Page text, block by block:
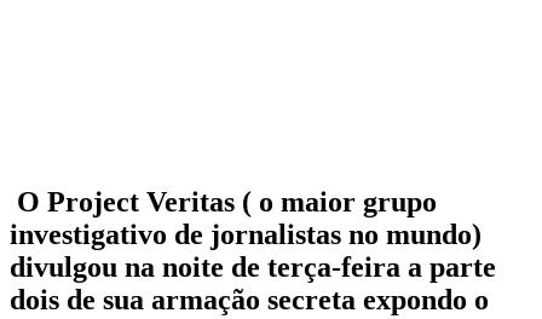
O Project Veritas ( o maior grupo
investigativo de jornalistas no mundo)
divulgou na noite de terça-feira a parte
dois de sua armação secreta expondo o